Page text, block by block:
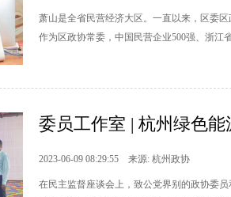
萧山是全省民营经济大区。一直以来，区委
作为区政协常委，中国民营企业500强、浙江
委员工作室 | 杭州绿色
2023-06-09 08:29:55 来源: 杭州政协
在民主监督座谈会上，致公党界别的政协委